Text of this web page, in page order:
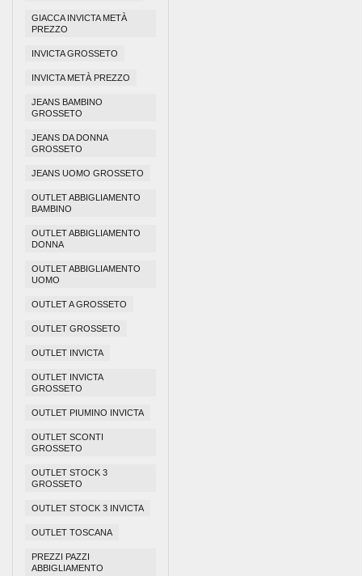
GIACCA INVICTA METÀ
PREZZO
INVICTA GROSSETO
INVICTA METÀ PREZZO
JEANS BAMBINO
GROSSETO
JEANS DA DONNA
GROSSETO
JEANS UOMO GROSSETO
OUTLET ABBIGLIAMENTO
BAMBINO
OUTLET ABBIGLIAMENTO
DONNA
OUTLET ABBIGLIAMENTO
UOMO
OUTLET A GROSSETO
OUTLET GROSSETO
OUTLET INVICTA
OUTLET INVICTA
GROSSETO
OUTLET PIUMINO INVICTA
OUTLET SCONTI
GROSSETO
OUTLET STOCK 3
GROSSETO
OUTLET STOCK 3 INVICTA
OUTLET TOSCANA
PREZZI PAZZI
ABBIGLIAMENTO